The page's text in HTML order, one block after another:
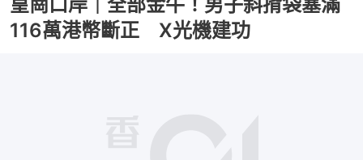
116萬港幣斷正 X光機建功